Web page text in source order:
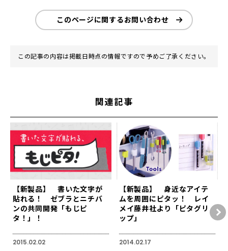
このページに関するお問い合わせ
この記事の内容は掲載日時点の情報ですので予めご了承ください。
関連記事
【新製品】 書いた文字が
貼れる！ ゼブラとニチバ
ンの共同開発「もじピ
タ！」！
2015.02.02
【新製品】 身近なアイテ
ムを周囲にピタッ！ レイ
メイ藤井社より「ピタグリ
ップ」
2014.02.17